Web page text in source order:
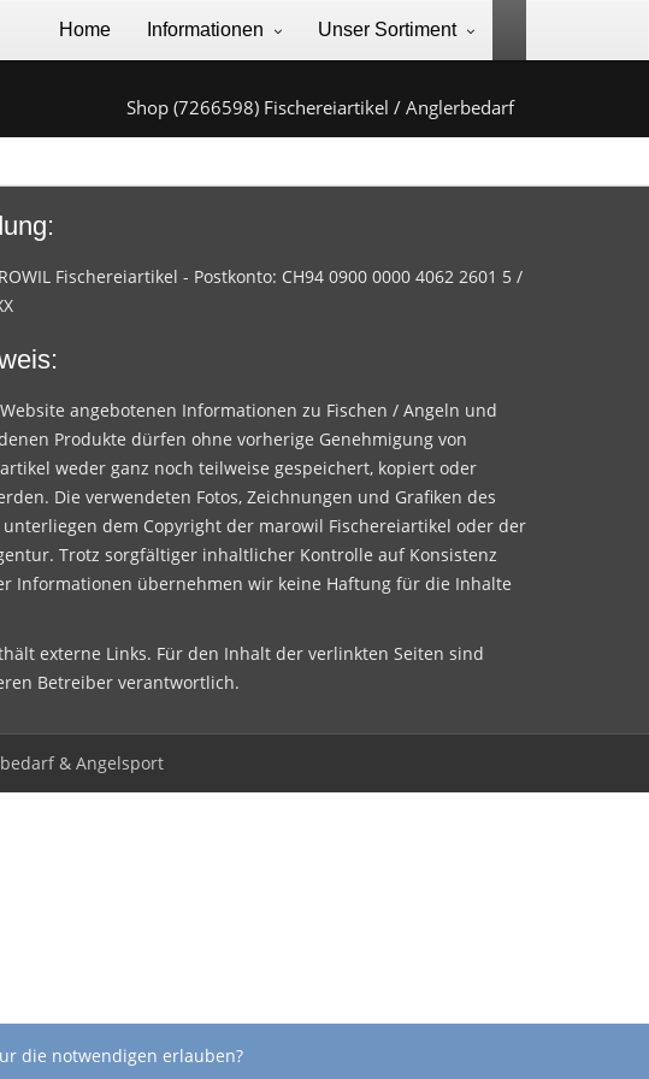
Home Informationen Unser Sortiment
Shop (7266598) Fischereiartikel / Anglerbedarf
Fischereiartikel - Postkonto: CH94 0900 0000 4062 2601 5 /
angebotenen Informationen zu Fischen / Angeln und
Produkte dürfen ohne vorherige Genehmigung von
weder ganz noch teilweise gespeichert, kopiert oder
Die verwendeten Fotos, Zeichnungen und Grafiken des
dem Copyright der marowil Fischereiartikel oder der
Trotz sorgfältiger inhaltlicher Kontrolle auf Konsistenz
Informationen übernehmen wir keine Haftung für die Inhalte
externe Links. Für den Inhalt der verlinkten Seiten sind
Betreiber verantwortlich.
& Angelsport
die notwendigen erlauben?